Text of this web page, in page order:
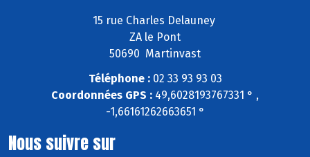
15 rue Charles Delauney
ZA le Pont
50690 Martinvast
Téléphone :02 33 93 93 03
Coordonnées GPS : 49,6028193767331 ° ,
-1,66161262663651 °
Nous suivre sur